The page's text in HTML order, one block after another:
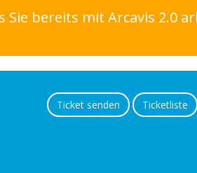
Sie bereits mit Arcavis 2.0
Ticket senden Ticketliste